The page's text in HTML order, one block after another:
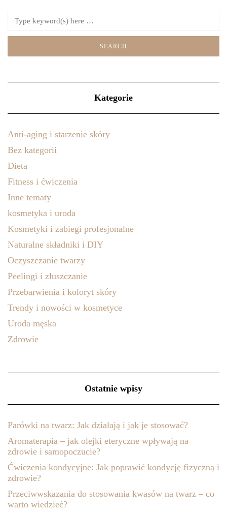
Kategorie
Anti-aging i starzenie skóry
Bez kategorii
Dieta
Fitness i ćwiczenia
Inne tematy
kosmetyka i uroda
Kosmetyki i zabiegi profesjonalne
Naturalne składniki i DIY
Oczyszczanie twarzy
Peelingi i złuszczanie
Przebarwienia i koloryt skóry
Trendy i nowości w kosmetyce
Uroda męska
Zdrowie
Ostatnie wpisy
Parówki na twarz: Jak działają i jak je stosować?
Aromaterapia – jak olejki eteryczne wpływają na
zdrowie i samopoczucie?
Ćwiczenia kondycyjne: Jak poprawić kondycję fizyczną i
zdrowie?
Przeciwwskazania do stosowania kwasów na twarz – co
warto wiedzieć?